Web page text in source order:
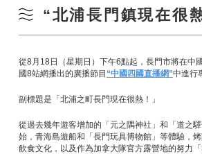
“北浦長門鎮現在很
從8月18日（星期日）下午6點起，長門市將在中
國8站網播出的廣播節目 “中國四國直播網”中進行
副標題是「北浦之町長門現在很熱！」
從過去幾年遊客增加的「元之隅神社」和「道之
始，青海島遊船和「長門玩具博物館」等體驗，
飲食文化，以及作為加拿大隊官方露營地的努力